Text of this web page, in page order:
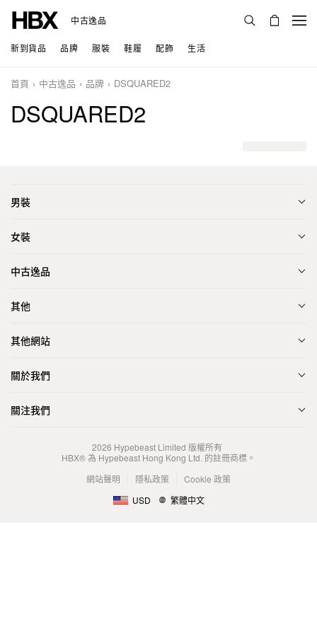
中古逸品
新到貨品 品牌 服裝 鞋履 配飾 生活
首頁 中古逸品 品牌 DSQUARED2
DSQUARED2
男裝
女裝
中古逸品
其他
其他網站
關於我們
關注我們
2026 Hypebeast Limited 版權所有
HBX® 為 Hypebeast Hong Kong Ltd. 的註冊商標。
網站聲明
隱私政策
Cookie 政策
USD
繁體中文